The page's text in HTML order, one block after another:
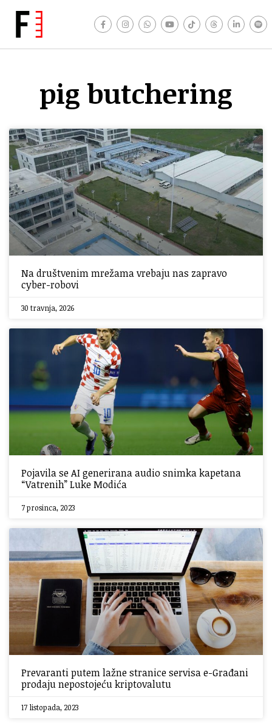
pig butchering
Na društvenim mrežama vrebaju nas zapravo
cyber-robovi
30 travnja, 2026
Pojavila se AI generirana audio snimka kapetana
“Vatrenih” Luke Modića
7 prosinca, 2023
Prevaranti putem lažne stranice servisa e-Građani
prodaju nepostojeću kriptovalutu
17 listopada, 2023